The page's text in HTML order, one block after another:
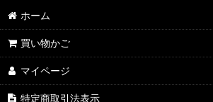
ホーム
買い物かご
マイページ
特定商取引法表示